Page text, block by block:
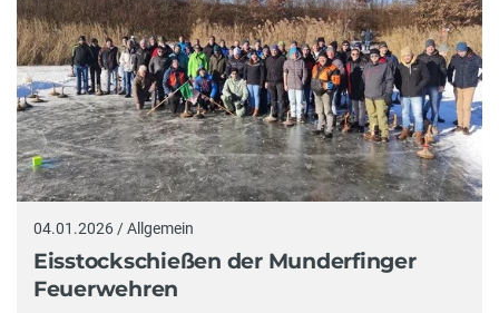
04.01.2026 / Allgemein
Eisstockschießen der Munderfinger
Feuerwehren